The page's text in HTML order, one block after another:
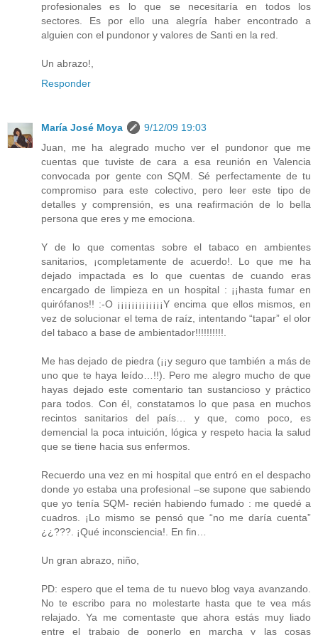
profesionales es lo que se necesitaría en todos los
sectores. Es por ello una alegría haber encontrado a
alguien con el pundonor y valores de Santi en la red.
Un abrazo!,
Responder
María José Moya
9/12/09 19:03
Juan, me ha alegrado mucho ver el pundonor que me
cuentas que tuviste de cara a esa reunión en Valencia
convocada por gente con SQM. Sé perfectamente de tu
compromiso para este colectivo, pero leer este tipo de
detalles y comprensión, es una reafirmación de lo bella
persona que eres y me emociona.
Y de lo que comentas sobre el tabaco en ambientes
sanitarios, ¡completamente de acuerdo!. Lo que me ha
dejado impactada es lo que cuentas de cuando eras
encargado de limpieza en un hospital : ¡¡hasta fumar en
quirófanos!! :-O ¡¡¡¡¡¡¡¡¡¡¡¡¡Y encima que ellos mismos, en
vez de solucionar el tema de raíz, intentando “tapar” el olor
del tabaco a base de ambientador!!!!!!!!!!.
Me has dejado de piedra (¡¡y seguro que también a más de
uno que te haya leído…!!). Pero me alegro mucho de que
hayas dejado este comentario tan sustancioso y práctico
para todos. Con él, constatamos lo que pasa en muchos
recintos sanitarios del país… y que, como poco, es
demencial la poca intuición, lógica y respeto hacia la salud
que se tiene hacia sus enfermos.
Recuerdo una vez en mi hospital que entró en el despacho
donde yo estaba una profesional –se supone que sabiendo
que yo tenía SQM- recién habiendo fumado : me quedé a
cuadros. ¡Lo mismo se pensó que “no me daría cuenta”
¿¿???. ¡Qué inconsciencia!. En fin…
Un gran abrazo, niño,
PD: espero que el tema de tu nuevo blog vaya avanzando.
No te escribo para no molestarte hasta que te vea más
relajado. Ya me comentaste que ahora estás muy liado
entre el trabajo de ponerlo en marcha y las cosas